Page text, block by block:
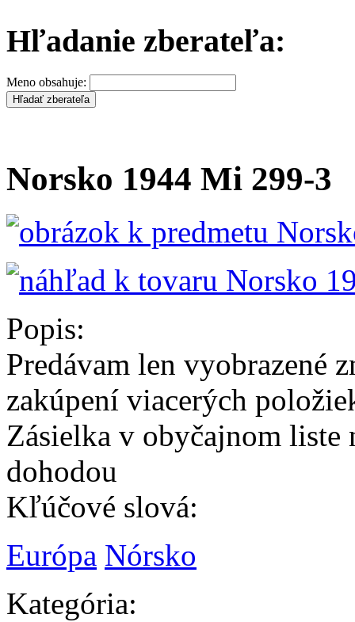
Hľadanie zberateľa:
Meno obsahuje:
Norsko 1944 Mi 299-3
Popis:
Predávam len vyobrazené
zakúpení viacerých
Zásielka v obyčajnom
dohodou
Kľúčové slová:
Európa Nórsko
Kategória: